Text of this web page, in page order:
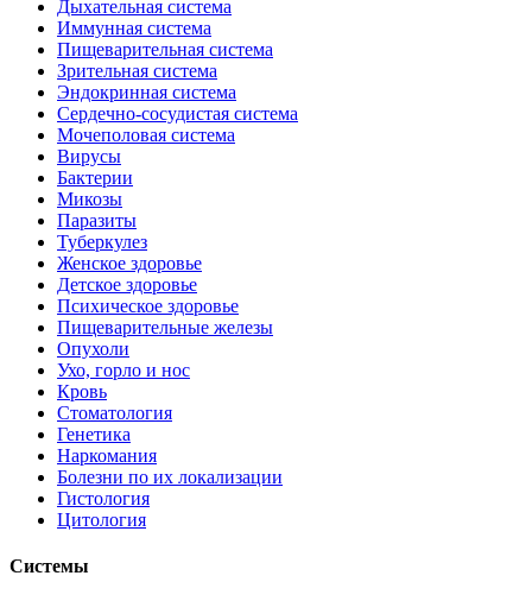
Дыхательная система
Иммунная система
Пищеварительная система
Зрительная система
Эндокринная система
Сердечно-сосудистая система
Мочеполовая система
Вирусы
Бактерии
Микозы
Паразиты
Туберкулез
Женское здоровье
Детское здоровье
Психическое здоровье
Пищеварительные железы
Опухоли
Ухо, горло и нос
Кровь
Стоматология
Генетика
Наркомания
Болезни по их локализации
Гистология
Цитология
Системы